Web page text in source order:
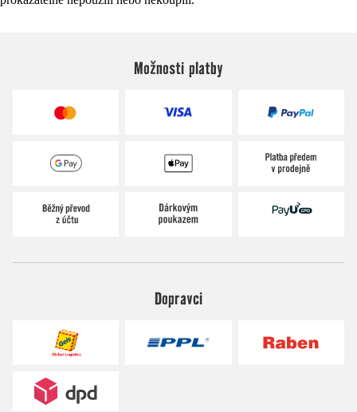
Možnosti platby
Dopravci